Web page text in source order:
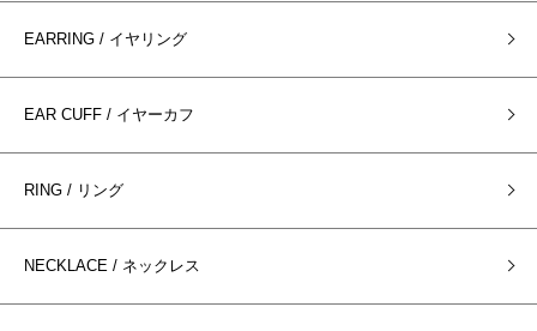
EARRING / イヤリング
EAR CUFF / イヤーカフ
RING / リング
NECKLACE / ネックレス